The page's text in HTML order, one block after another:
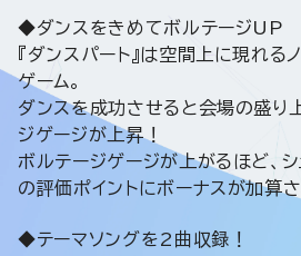
◆ダンスをきめてボルテージUP
『ダンスパート』は空間上に現れる
ゲーム。
ダンスを成功させると会場の盛り
ジゲージが上昇！
ボルテージゲージが上がるほど、
の評価ポイントにボーナスが加算さ
◆テーマソングを2曲収録！